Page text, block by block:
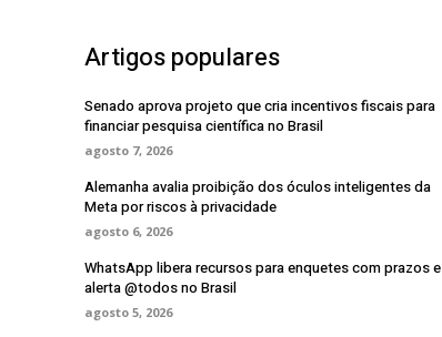
Artigos populares
Senado aprova projeto que cria incentivos fiscais para
financiar pesquisa científica no Brasil
agosto 7, 2026
Alemanha avalia proibição dos óculos inteligentes da
Meta por riscos à privacidade
agosto 6, 2026
WhatsApp libera recursos para enquetes com prazos e
alerta @todos no Brasil
agosto 5, 2026